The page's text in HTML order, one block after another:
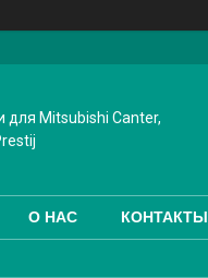
для Mitsubishi Canter,
О НАС КОНТАКТЫ